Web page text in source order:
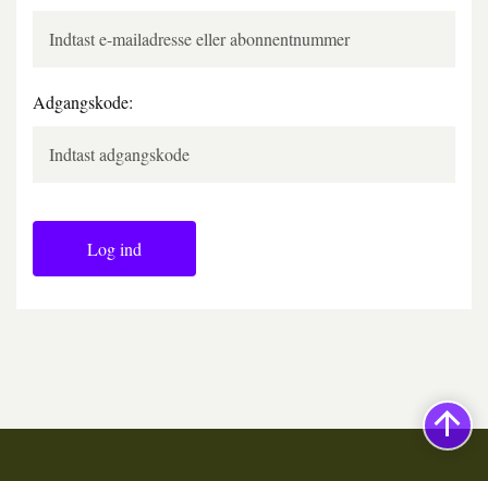
Adgangskode:
Log ind